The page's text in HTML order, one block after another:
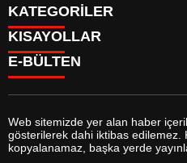
KATEGORİLER
GÜNDEM
DÜNYA
SİYASET
MAGAZİN
SAĞLIK
EĞİTİM
YAŞAM
KISAYOLLAR
BURÇLAR
FİKSTÜR
FİRMA EKLE
FİRMA REHBERİ
E-BÜLTEN
gazeteekonomi.com e-bültenine
Web sitemizde yer alan haber
gösterilerek dahi iktibas edilemez.
kopyalanamaz, başka yerde